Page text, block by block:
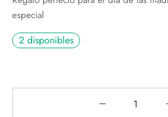
was:
especial
2 disponibles